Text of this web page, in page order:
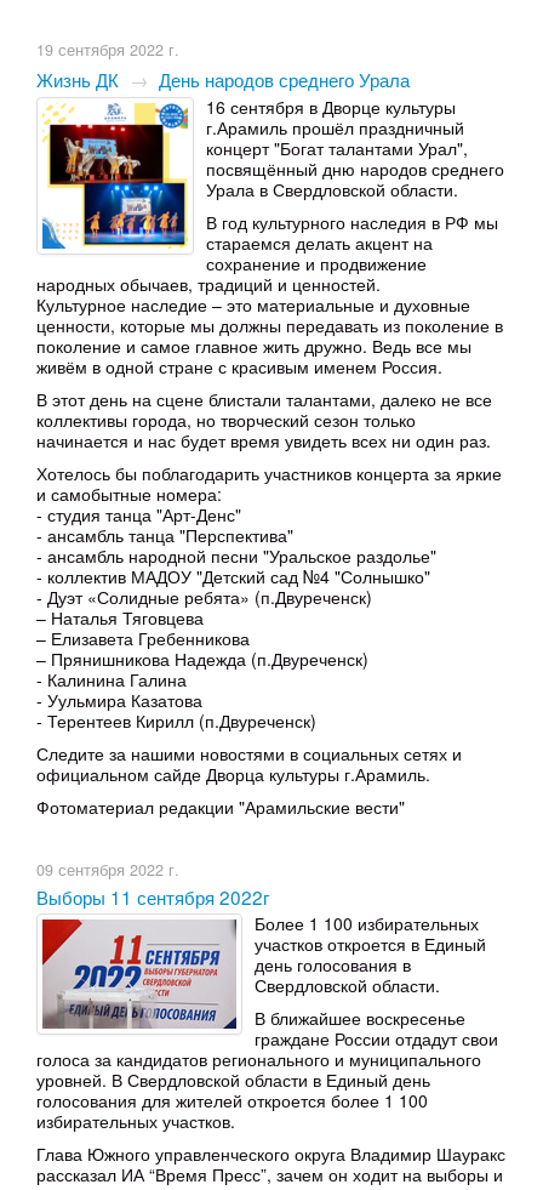
19 сентября 2022 г.
Жизнь ДК → День народов среднего Урала
16 сентября в Дворце культуры
г.Арамиль прошёл праздничный
концерт "Богат талантами Урал",
посвящённый дню народов среднего
Урала в Свердловской области.
В год культурного наследия в РФ мы
стараемся делать акцент на
сохранение и продвижение
народных обычаев, традиций и ценностей.
Культурное наследие – это материальные и духовные
ценности, которые мы должны передавать из поколение в
поколение и самое главное жить дружно. Ведь все мы
живём в одной стране с красивым именем Россия.
В этот день на сцене блистали талантами, далеко не все
коллективы города, но творческий сезон только
начинается и нас будет время увидеть всех ни один раз.
Хотелось бы поблагодарить участников концерта за яркие
и самобытные номера:
- студия танца "Арт-Денс"
- ансамбль танца "Перспектива"
- ансамбль народной песни "Уральское раздолье"
- коллектив МАДОУ "Детский сад №4 "Солнышко"
- Дуэт «Солидные ребята» (п.Двуреченск)
– Наталья Тяговцева
– Елизавета Гребенникова
– Прянишникова Надежда (п.Двуреченск)
- Калинина Галина
- Уульмира Казатова
- Терентеев Кирилл (п.Двуреченск)
Следите за нашими новостями в социальных сетях и
официальном сайде Дворца культуры г.Арамиль.
Фотоматериал редакции "Арамильские вести"
09 сентября 2022 г.
Выборы 11 сентября 2022г
Более 1 100 избирательных
участков откроется в Единый
день голосования в
Свердловской области.
В ближайшее воскресенье
граждане России отдадут свои
голоса за кандидатов регионального и муниципального
уровней. В Свердловской области в Единый день
голосования для жителей откроется более 1 100
избирательных участков.
Глава Южного управленческого округа Владимир Шауракс
рассказал ИА “Время Пресс”, зачем он ходит на выборы и